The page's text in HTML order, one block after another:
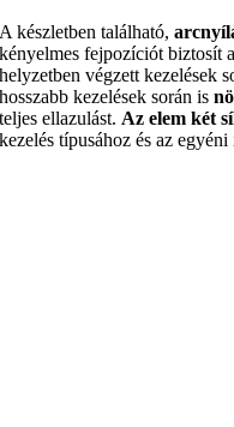
A készletben található,
kényelmes fejpozíciót biztosít
helyzetben végzett kezelések
hosszabb kezelések során is
teljes ellazulást. Az elem két
kezelés típusához és az